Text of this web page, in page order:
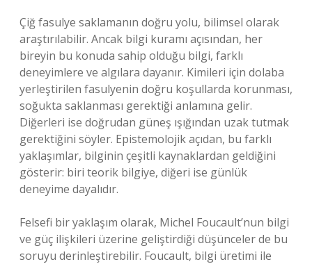
Çiğ fasulye saklamanın doğru yolu, bilimsel olarak
araştırılabilir. Ancak bilgi kuramı açısından, her
bireyin bu konuda sahip olduğu bilgi, farklı
deneyimlere ve algılara dayanır. Kimileri için dolaba
yerleştirilen fasulyenin doğru koşullarda korunması,
soğukta saklanması gerektiği anlamına gelir.
Diğerleri ise doğrudan güneş ışığından uzak tutmak
gerektiğini söyler. Epistemolojik açıdan, bu farklı
yaklaşımlar, bilginin çeşitli kaynaklardan geldiğini
gösterir: biri teorik bilgiye, diğeri ise günlük
deneyime dayalıdır.
Felsefi bir yaklaşım olarak, Michel Foucault’nun bilgi
ve güç ilişkileri üzerine geliştirdiği düşünceler de bu
soruyu derinleştirebilir. Foucault, bilgi üretimi ile